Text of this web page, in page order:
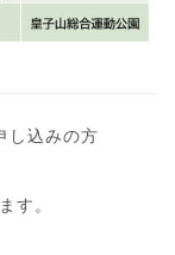
し込みの方
す。